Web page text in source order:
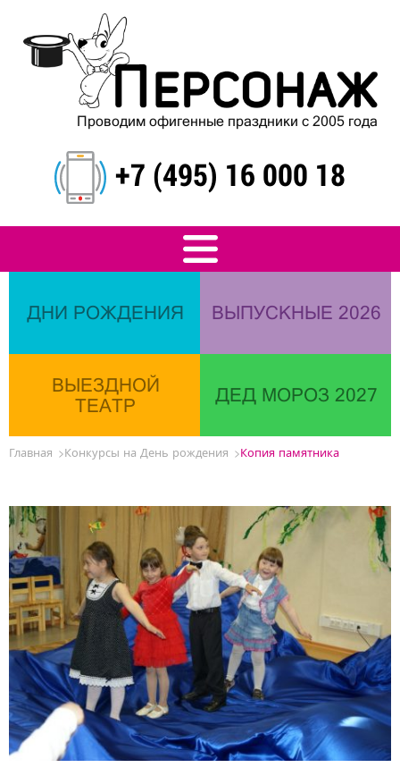
Проводим офигенные праздники с 2005 года
+7 (495) 16 000 18
ДНИ РОЖДЕНИЯ ВЫПУСКНЫЕ 2026
ВЫЕЗДНОЙ
ТЕАТР
ДЕД МОРОЗ 2027
Главная Конкурсы на День рождения Копия памятника